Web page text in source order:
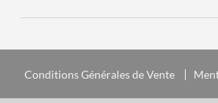
Conditions Générales de Vente